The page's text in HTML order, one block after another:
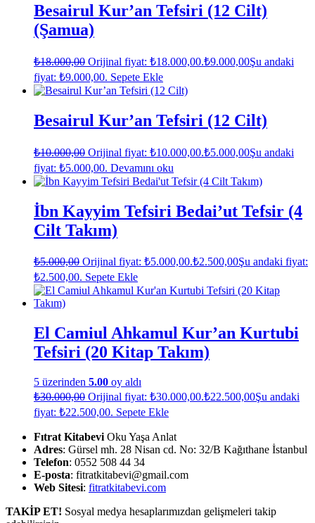
Besairul Kur’an Tefsiri (12 Cilt)
(Şamua)
₺18.000,00 Orijinal fiyat: ₺18.000,00.₺9.000,00Şu andaki
fiyat: ₺9.000,00. Sepete Ekle
Besairul Kur’an Tefsiri (12 Cilt)
₺10.000,00 Orijinal fiyat: ₺10.000,00.₺5.000,00Şu andaki
fiyat: ₺5.000,00. Devamını oku
İbn Kayyim Tefsiri Bedai’ut Tefsir (4
Cilt Takım)
₺5.000,00 Orijinal fiyat: ₺5.000,00.₺2.500,00Şu andaki fiyat:
₺2.500,00. Sepete Ekle
El Camiul Ahkamul Kur’an Kurtubi
Tefsiri (20 Kitap Takım)
5 üzerinden 5.00 oy aldı
₺30.000,00 Orijinal fiyat: ₺30.000,00.₺22.500,00Şu andaki
fiyat: ₺22.500,00. Sepete Ekle
Fıtrat Kitabevi Oku Yaşa Anlat
Adres: Gürsel mh. 28 Nisan cd. No: 32/B Kağıthane İstanbul
Telefon: 0552 508 44 34
E-posta: fitratkitabevi@gmail.com
Web Sitesi: fitratkitabevi.com
TAKİP ET! Sosyal medya hesaplarımızdan gelişmeleri takip